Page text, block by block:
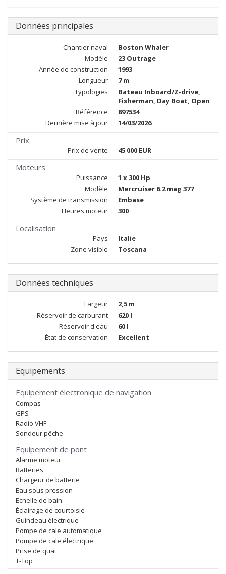
Données principales
Chantier naval
Boston Whaler
Modèle
23 Outrage
Année de construction
1993
Longueur
7 m
Typologies
Bateau Inboard/Z-drive,
Fisherman, Day Boat, Open
Référence
897534
Dernière mise à jour
14/03/2026
Prix
Prix de vente 45 000 EUR
Moteurs
Puissance
1 x 300 Hp
Modèle
Mercruiser 6.2 mag 377
Système de transmission
Embase
Heures moteur
300
Localisation
Pays
Italie
Zone visible
Toscana
Données techniques
Largeur
2,5 m
Réservoir de carburant
620 l
Réservoir d'eau
60 l
État de conservation
Excellent
Equipements
Equipement électronique de navigation
Compas
GPS
Radio VHF
Sondeur pêche
Equipement de pont
Alarme moteur
Batteries
Chargeur de batterie
Eau sous pression
Echelle de bain
Éclairage de courtoisie
Guindeau électrique
Pompe de cale automatique
Pompe de cale électrique
Prise de quai
T-Top